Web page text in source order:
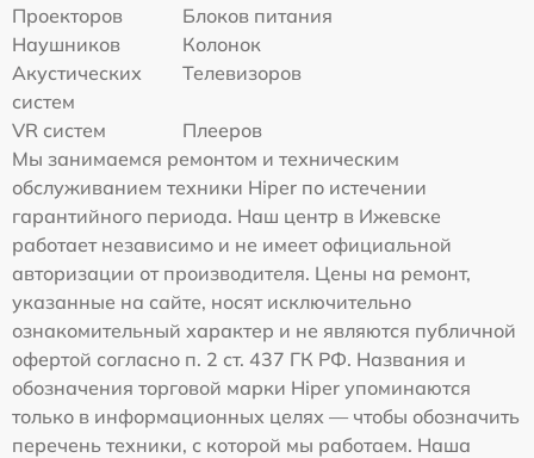
Проекторов
Блоков питания
Наушников
Колонок
Акустических
систем
Телевизоров
VR систем
Плееров
Мы занимаемся ремонтом и техническим
обслуживанием техники Hiper по истечении
гарантийного периода. Наш центр в Ижевске
работает независимо и не имеет официальной
авторизации от производителя. Цены на ремонт,
указанные на сайте, носят исключительно
ознакомительный характер и не являются публичной
офертой согласно п. 2 ст. 437 ГК РФ. Названия и
обозначения торговой марки Hiper упоминаются
только в информационных целях — чтобы обозначить
перечень техники, с которой мы работаем. Наша